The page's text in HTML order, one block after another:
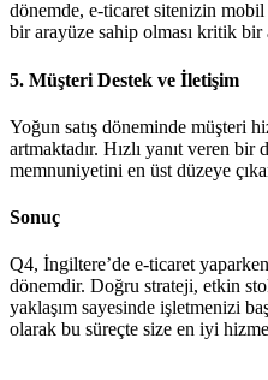
dönemde, e-ticaret sitenizin mobil
bir arayüze sahip olması kritik bir
5. Müşteri Destek ve İletişim
Yoğun satış döneminde müşteri
artmaktadır. Hızlı yanıt veren bir
memnuniyetini en üst düzeye
Sonuç
Q4, İngiltere’de e-ticaret
dönemdir. Doğru strateji, etkin
yaklaşım sayesinde işletmenizi
olarak bu süreçte size en iyi